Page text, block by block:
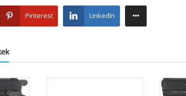
Pinterest LinkedIn